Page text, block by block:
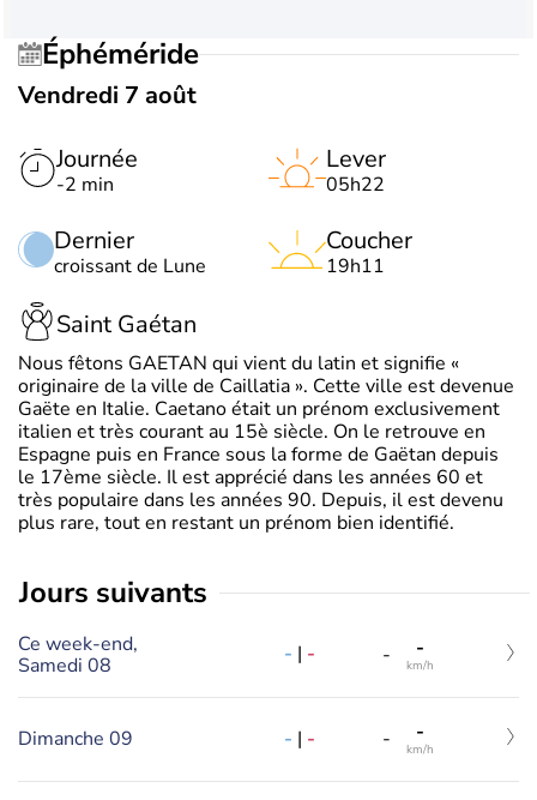
Éphéméride
Vendredi 7 août
Journée
-2 min
Dernier
croissant de Lune
Lever
05h22
Coucher
19h11
Saint Gaétan
Nous fêtons GAETAN qui vient du latin et signifie «
originaire de la ville de Caillatia ». Cette ville est devenue
Gaëte en Italie. Caetano était un prénom exclusivement
italien et très courant au 15è siècle. On le retrouve en
Espagne puis en France sous la forme de Gaëtan depuis
le 17ème siècle. Il est apprécié dans les années 60 et
très populaire dans les années 90. Depuis, il est devenu
plus rare, tout en restant un prénom bien identifié.
jours suivants
Ce week-end,
Samedi 08
- | - - -
km/h
Dimanche 09 - | - - -
km/h